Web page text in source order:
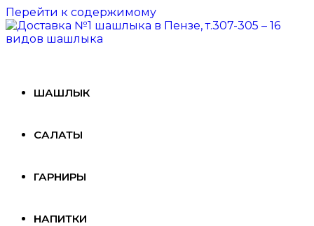
Перейти к содержимому
ШАШЛЫК
САЛАТЫ
ГАРНИРЫ
НАПИТКИ